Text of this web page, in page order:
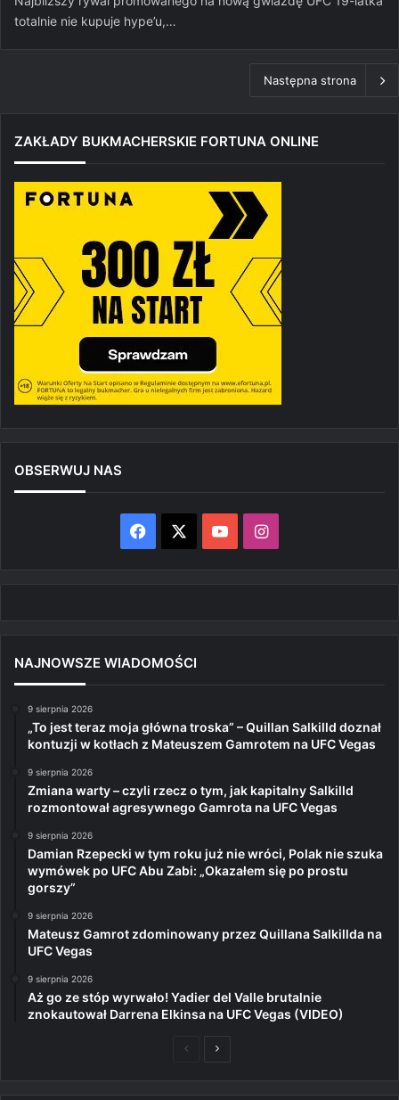
totalnie nie kupuje hype’u,…
Następna strona
ZAKŁADY BUKMACHERSKIE FORTUNA ONLINE
OBSERWUJ NAS
Facebook YouTubeInstagram
NAJNOWSZE WIADOMOŚCI
9 sierpnia 2026
„To jest teraz moja główna troska” – Quillan Salkilld doznał
kontuzji w kotłach z Mateuszem Gamrotem na UFC Vegas
9 sierpnia 2026
Zmiana warty – czyli rzecz o tym, jak kapitalny Salkilld
rozmontował agresywnego Gamrota na UFC Vegas
9 sierpnia 2026
Damian Rzepecki w tym roku już nie wróci, Polak nie szuka
wymówek po UFC Abu Zabi: „Okazałem się po prostu
gorszy”
9 sierpnia 2026
Mateusz Gamrot zdominowany przez Quillana Salkillda na
UFC Vegas
9 sierpnia 2026
Aż go ze stóp wyrwało! Yadier del Valle brutalnie
znokautował Darrena Elkinsa na UFC Vegas (VIDEO)
PoprzedniaNastępna